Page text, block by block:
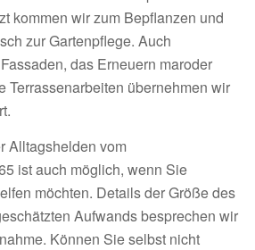
kommen wir zum Bepflanzen und
zur Gartenpflege. Auch
das Erneuern maroder
Terrassenarbeiten übernehmen wir
Alltagshelden vom
ist auch möglich, wenn Sie
möchten. Details der Größe des
Aufwands besprechen wir
Können Sie selbst nicht